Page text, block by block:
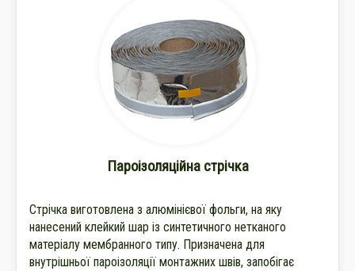
Пароізоляційна стрічка
Стрічка виготовлена ​​з алюмінієвої фольги, на яку
нанесений клейкий шар із синтетичного нетканого
матеріалу мембранного типу. Призначена для
внутрішньої пароізоляції монтажних швів, запобігає